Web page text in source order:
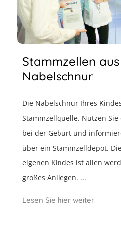
Stammzellen
Nabelschnur
Die Nabelschnur Ihres
Stammzellquelle. Nutzen
bei der Geburt und
über ein Stammzelldepot.
eigenen Kindes ist allen
großes Anliegen. ...
Lesen Sie hier weiter